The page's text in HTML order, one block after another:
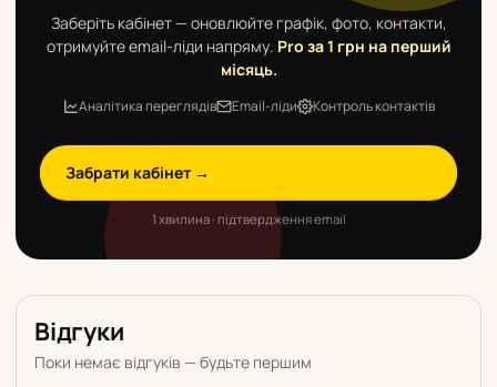
Заберіть кабінет — оновлюйте графік, фото, контакти,
отримуйте email-ліди напряму. Pro за 1 грн на перший
місяць.
Аналітика переглядів Email-ліди Контроль контактів
Забрати кабінет →
1 хвилина · підтвердження email
Відгуки
Поки немає відгуків — будьте першим